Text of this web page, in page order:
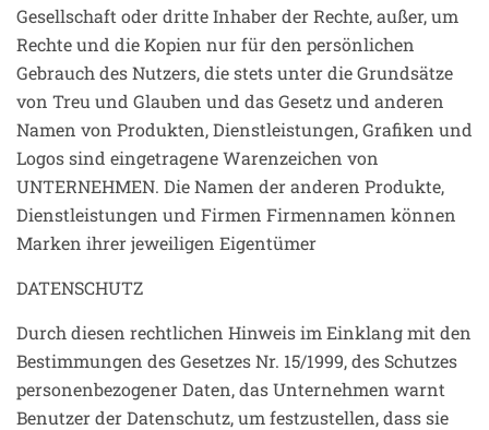
Gesellschaft oder dritte Inhaber der Rechte, außer, um
Rechte und die Kopien nur für den persönlichen
Gebrauch des Nutzers, die stets unter die Grundsätze
von Treu und Glauben und das Gesetz und anderen
Namen von Produkten, Dienstleistungen, Grafiken und
Logos sind eingetragene Warenzeichen von
UNTERNEHMEN. Die Namen der anderen Produkte,
Dienstleistungen und Firmen Firmennamen können
Marken ihrer jeweiligen Eigentümer
DATENSCHUTZ
Durch diesen rechtlichen Hinweis im Einklang mit den
Bestimmungen des Gesetzes Nr. 15/1999, des Schutzes
personenbezogener Daten, das Unternehmen warnt
Benutzer der Datenschutz, um festzustellen, dass sie